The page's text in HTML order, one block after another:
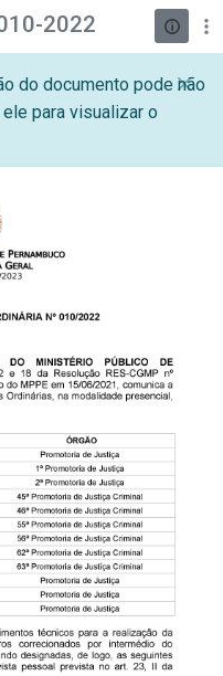
2022
do documento pode não
para visualizar o